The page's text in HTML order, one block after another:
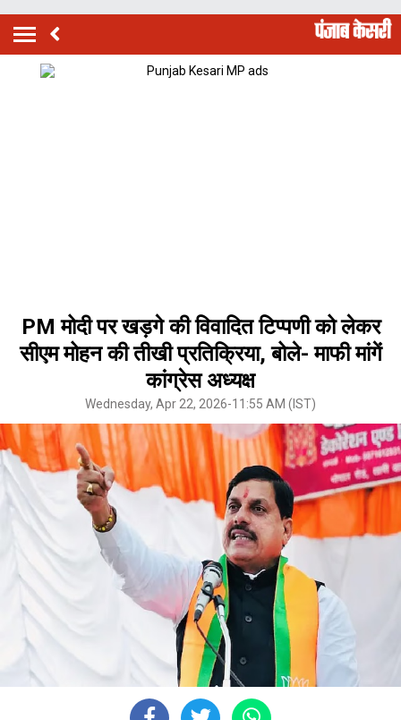
PM मोदी पर खड़गे की विवादित टिप्पणी को लेकर
सीएम मोहन की तीखी प्रतिक्रिया, बोले- माफी मांगें
कांग्रेस अध्यक्ष
Wednesday, Apr 22, 2026-11:55 AM (IST)